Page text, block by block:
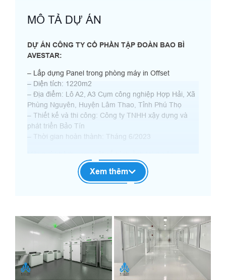
MÔ TẢ DỰ ÁN
DỰ ÁN CÔNG TY CỔ PHẦN TẬP ĐOÀN BAO BÌ
AVESTAR:
– Lắp dựng Panel trong phòng máy in Offset
– Diện tích: 1220m2
– Địa điểm: Lô A2, A3 Cụm công nghiệp Hợp Hải, Xã
Phùng Nguyên, Huyện Lâm Thao, Tỉnh Phú Thọ
– Thiết kế và thi công: Công ty TNHH xậy dựng và
phát triển Bảo Tín
– Thời gian hoàn thành: Tháng 6/2023
Xem thêm